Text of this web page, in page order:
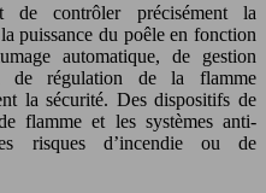
de contrôler précisément la
puissance du poêle en fonction
automatique, de gestion
de régulation de la flamme
la sécurité. Des dispositifs de
flamme et les systèmes anti-
risques d’incendie ou de